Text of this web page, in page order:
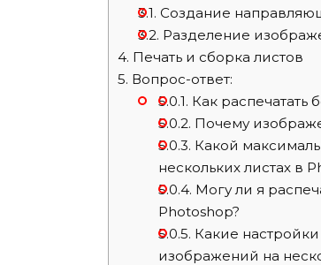
3.1. Создание
3.2. Разделение
4. Печать и сборка листов
5. Вопрос-ответ:
5.0.1. Как распечатать
5.0.2. Почему
5.0.3. Какой
нескольких листах в
5.0.4. Могу ли я
Photoshop?
5.0.5. Какие
изображений на